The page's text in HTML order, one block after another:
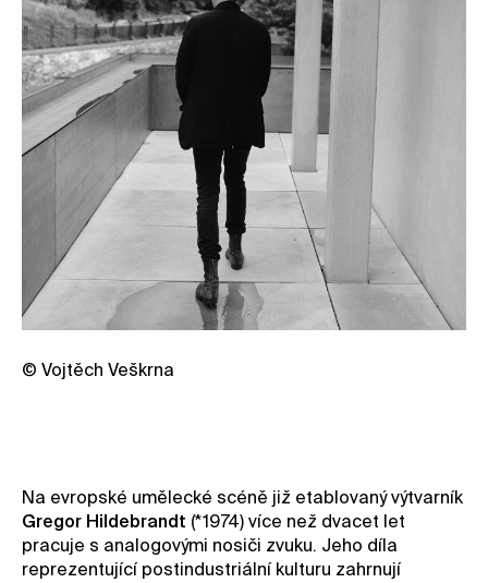
© Vojtěch Veškrna
Na evropské umělecké scéně již etablovaný výtvarník
Gregor Hildebrandt (*1974) více než dvacet let
pracuje s analogovými nosiči zvuku. Jeho díla
reprezentující postindustriální kulturu zahrnují